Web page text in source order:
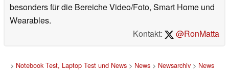
besonders für die Bereiche Video/Foto, Smart Home und
Wearables.
Kontakt:
@RonMatta
> Notebook Test, Laptop Test und News> News> Newsarchiv> News